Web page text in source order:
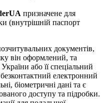
призначене для
(внутрішній паспорт
документів,
він оформлений, та
або її спеціальний
електронний
біометричні дані та є
доступу та підробки.